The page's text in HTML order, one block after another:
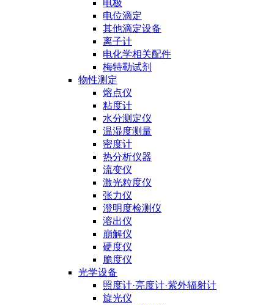
电极
电位滴定
其他滴定设备
离子计
电化学相关配件
梅特勒试剂
物性测定
熔点仪
粘度计
水分测定仪
温湿度测量
密度计
热分析仪器
流变仪
激光粒度仪
张力仪
澄明度检测仪
溶出仪
崩解仪
硬度仪
脆度仪
光学设备
照度计·亮度计·紫外辐射计
旋光仪